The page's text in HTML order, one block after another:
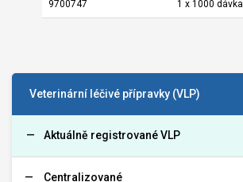
Veterinární léčivé přípravky (VLP)
Aktuálně registrované VLP
Centralizované
9700747 1 x 1000 dávka